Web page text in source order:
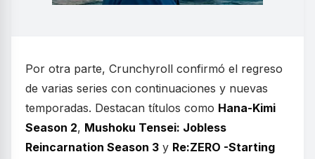
Por otra parte, Crunchyroll confirmó el regreso
de varias series con continuaciones y nuevas
temporadas. Destacan títulos como Hana-Kimi
Season 2, Mushoku Tensei: Jobless
Reincarnation Season 3 y Re:ZERO -Starting